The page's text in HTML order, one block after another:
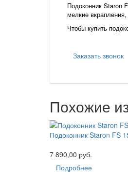
Подоконник Staron
мелкие
Чтобы купить
Заказать звонок
Похожие
Подоконник Staron FS
7 890,00 руб.
Подробнее